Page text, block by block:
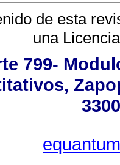
de esta
una
799-